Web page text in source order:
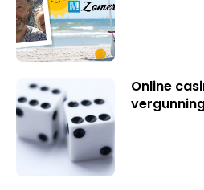
Online